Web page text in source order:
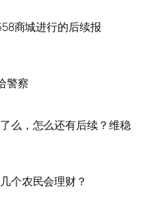
商城进行的后续报
警察
么，怎么还有后续？维稳
个农民会理财？